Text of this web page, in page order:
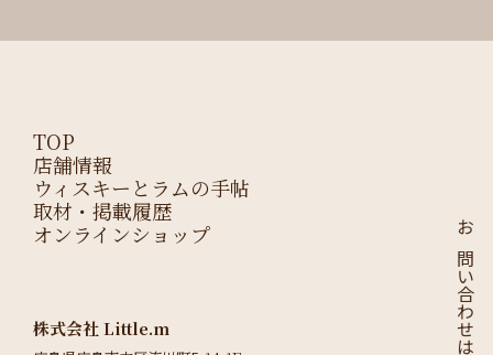
お問い合わせはこちら
TOP
店舗情報
ウィスキーとラムの手帖
取材・掲載履歴
オンラインショップ
株式会社 Little.m